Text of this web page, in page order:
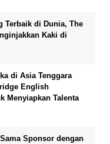
Terbaik di Dunia, The
Kaki di
di Asia Tenggara
English
Menyiapkan Talenta
Sponsor dengan